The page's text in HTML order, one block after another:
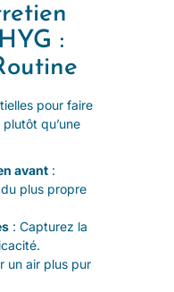
:
pour faire
qu’une
avant :
plus propre
: Capturez la
un air plus pur